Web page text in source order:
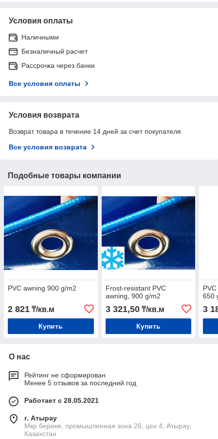
Условия оплаты
Наличными
Безналичный расчет
Рассрочка через банки
Все условия оплаты
Условия возврата
Возврат товара в течение 14 дней за счет покупателя
Все условия возврата
Подобные товары компании
PVC awning 900 g/m2
2 821 ₸/кв.м
Купить
Frost-resistant PVC
awning, 900 g/m2
3 321,50₸/кв.м
Купить
650
3
О нас
Рейтинг не сформирован
Менее 5 отзывов за последний год
Работает с 28.05.2021
г. Атырау
Мкр береке, промышленная зона 26, цех 4, Атырау,
Казахстан